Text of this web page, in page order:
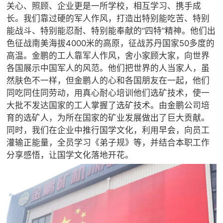
关心、照顾、企业更是一所学校，相互学习、携手成
长。我们靠过硬的军人作风，打造出特别能吃苦、特别
能战斗、特别能忍耐、特别能奉献的“四特”精神。他们出
色征战南美海拔4000米的高原，征战苏丹国家50多度的
高温。金鹏的工人靠军人作风，舍小家顾大家，向世界
各国展示中国军人的风范。他们把世界的人当家人，虽
然肤色不一样，但金鹏人的心和各国朋友在一起，他们
同吃同住同劳动，用真心耐心培训他们选矿技术，使一
大批不发达国家的工人掌握了选矿技术。由金鹏公司培
育的选矿人，为所在国家的矿业发展做出了巨大贡献。
同时，我们在企业中推行国学文化，利用早会，向员工
灌输正能量，全员学习《弟子规》等，并结合本职工作
分享感悟，让国学文化落地开花。